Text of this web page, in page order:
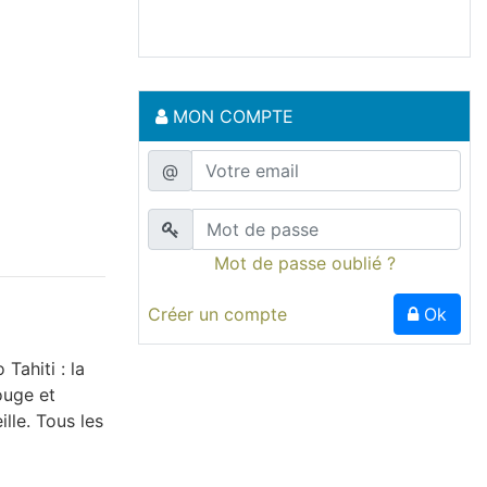
Tahiti : la
et
Tous les
MON COMPTE
@
Mot de passe oublié ?
Créer un compte Ok